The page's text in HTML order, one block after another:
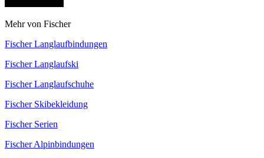
Mehr von Fischer
Fischer Langlaufbindungen
Fischer Langlaufski
Fischer Langlaufschuhe
Fischer Skibekleidung
Fischer Serien
Fischer Alpinbindungen